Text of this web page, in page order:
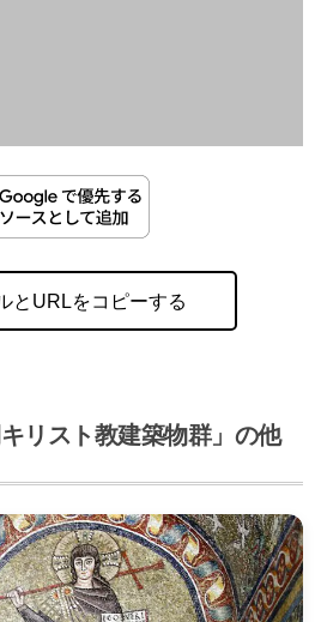
とURLをコピーする
リスト教建築物群」の他